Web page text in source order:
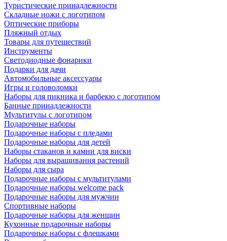
Туристические принадлежности
Складные ножи с логотипом
Оптические приборы
Пляжный отдых
Товары для путешествий
Инструменты
Светодиодные фонарики
Подарки для дачи
Автомобильные аксессуары
Игры и головоломки
Наборы для пикника и барбекю с логотипом
Банные принадлежности
Мультитулы с логотипом
Подарочные наборы
Подарочные наборы с пледами
Подарочные наборы для детей
Наборы стаканов и камни для виски
Наборы для выращивания растений
Наборы для сыра
Подарочные наборы с мультитулами
Подарочные наборы welcome pack
Подарочные наборы для мужчин
Спортивные наборы
Подарочные наборы для женщин
Кухонные подарочные наборы
Подарочные наборы с флешками